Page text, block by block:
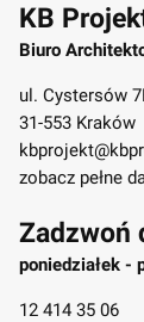
KB
Biuro
ul. Cystersów
31-553 Kraków
zobacz pełne
Zadzwoń
poniedziałek
12 414 35 06